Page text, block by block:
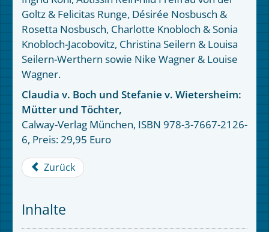
Goltz & Felicitas Runge, Désirée Nosbusch &
Rosetta Nosbusch, Charlotte Knobloch & Sonia
Knobloch-Jacobovitz, Christina Seilern & Louisa
Seilern-Werthern sowie Nike Wagner & Louise
Wagner.
Claudia v. Boch und Stefanie v. Wietersheim:
Mütter und Töchter,
Calway-Verlag München, ISBN 978-3-7667-2126-
6, Preis: 29,95 Euro
Zurück
Inhalte